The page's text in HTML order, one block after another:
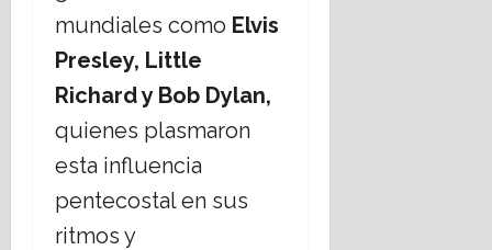
mundiales como Elvis
Presley, Little
RichardyBob Dylan,
quienes plasmaron
esta influencia
pentecostal en sus
ritmos y